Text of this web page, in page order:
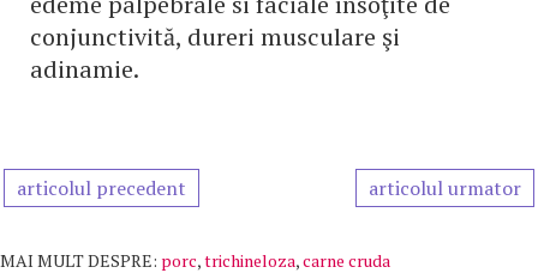
conjunctivită, dureri musculare şi
adinamie.
articolul precedent articolul urmator
MAI MULT DESPRE: porc,trichineloza,carne cruda